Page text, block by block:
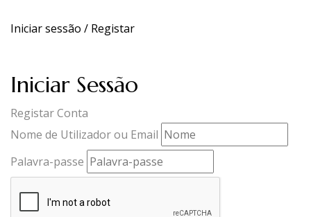
Iniciar sessão / Registar
Iniciar Sessão
Registar Conta
Nome de Utilizador ou Email
Palavra-passe